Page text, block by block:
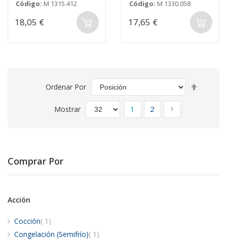
Código: M 1315.412
18,05 €
Código: M 1330.058
17,65 €
Ordenar Por
Mostrar
Página
Actualmente estás
1 Página
2 Página
Siguiente
Comprar Por
Acción
Cocción 1 artículo
Congelación (Semifrío) 1 artículo